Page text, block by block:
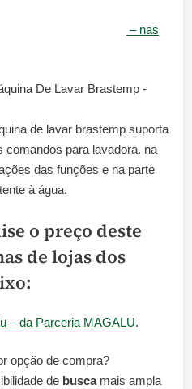
– nas
de lavar brastemp suporta
comandos para lavadora. na
das funções e na parte
à água.
o preço deste
de lojas dos
– da Parceria MAGALU.
opção de compra?
de buscamais ampla